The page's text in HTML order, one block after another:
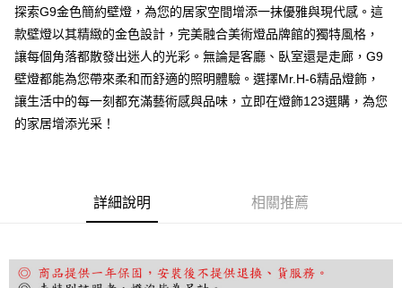
Google Pay
全盈+PAY
AFTEE先享後付
相關說明
【關於「AFTEE先享後付」】
３．安心：先確認商品／服務後，再付款。
結帳頁面，進行簡訊認證並確認金額後，即可完成結帳。
２．訂單成立數日內，您將收到繳費通知簡訊。
探索G9金色簡約壁燈，為您的居家空間增添一抹優雅與現代感。這
款壁燈以其精緻的金色設計，完美融合美術燈品牌館的獨特風格，
讓每個角落都散發出迷人的光彩。無論是客廳、臥室還是走廊，G9
壁燈都能為您帶來柔和而舒適的照明體驗。選擇Mr.H-6精品燈飾，
讓生活中的每一刻都充滿藝術感與品味，立即在燈飾123選購，為您
的家居增添光采！
詳細說明 相關推薦